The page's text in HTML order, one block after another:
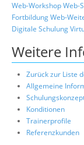
Web-WorkshopWeb-
FortbildungWeb-
Digitale Schulung
Weitere
Zurück zur Liste
Allgemeine
Konditionen
Trainerprofile
Referenzkunden